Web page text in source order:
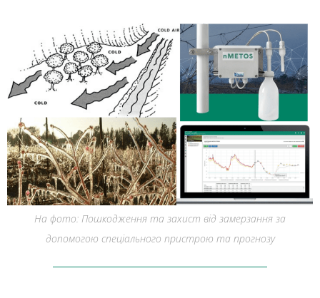
На фото: Пошкодження та захист від замерзання за
допомогою спеціального пристрою та прогнозу